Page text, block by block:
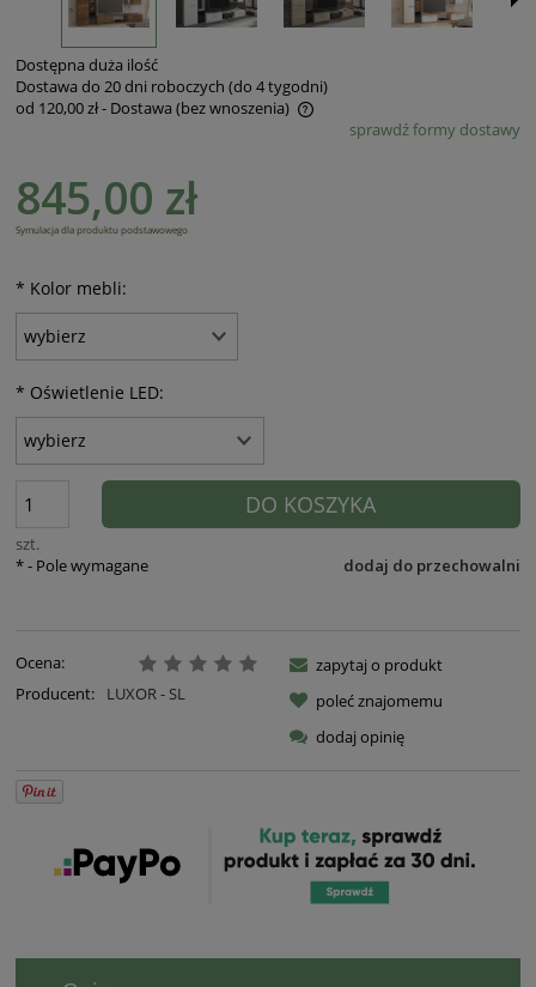
Dostępna duża ilość
Dostawa do 20 dni roboczych (do 4 tygodni)
od 120,00 zł- Dostawa (bez wnoszenia)
Cena nie zawiera ewentualnych kosztów płatnościsprawdź formy dostawy
845,00 zł
Symulacja dla produktu podstawowego
* Kolor mebli:
* Oświetlenie LED:
szt.
DO KOSZYKA
dodaj do przechowalni
*- Pole wymagane
Ocena:
Producent:
LUXOR - SL
zapytaj o produkt
poleć znajomemu
dodaj opinię